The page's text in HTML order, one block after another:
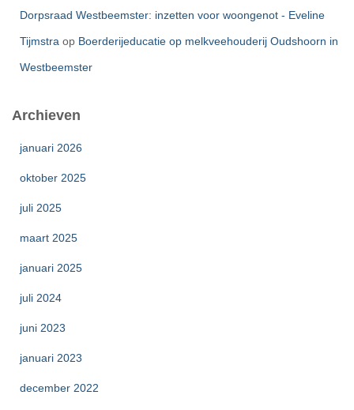
Dorpsraad Westbeemster: inzetten voor woongenot - Eveline
Tijmstra op Boerderijeducatie op melkveehouderij Oudshoorn in
Westbeemster
Archieven
januari 2026
oktober 2025
juli 2025
maart 2025
januari 2025
juli 2024
juni 2023
januari 2023
december 2022